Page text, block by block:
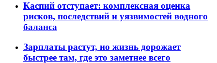
Каспий отступает: комплексная оценка
рисков, последствий и уязвимостей водного
баланса
Зарплаты растут, но жизнь дорожает
быстрее там, где это заметнее всего